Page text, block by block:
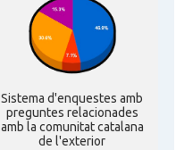
Sistema d'enquestes amb
preguntes relacionades
amb la comunitat catalana
de l'exterior